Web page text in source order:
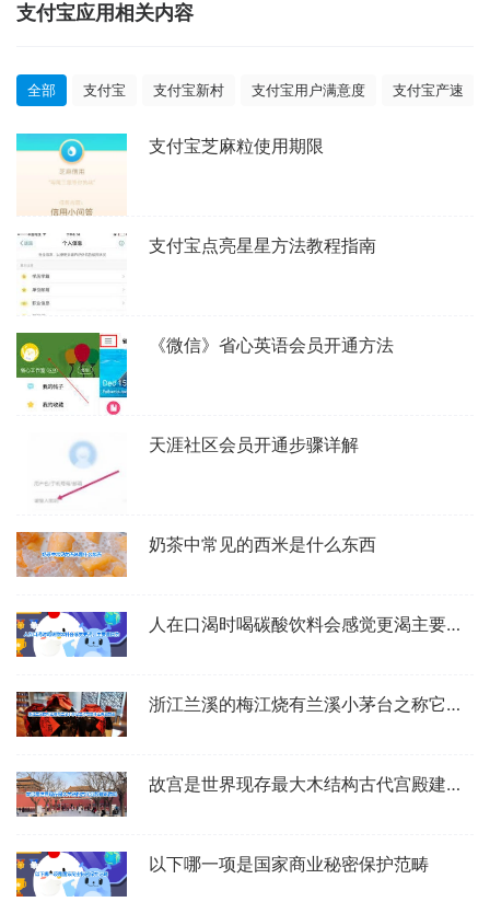
支付宝应用相关内容
全部 支付宝 支付宝新村 支付宝用户满意度 支付宝产速
支付宝芝麻粒使用期限
支付宝点亮星星方法教程指南
《微信》省心英语会员开通方法
天涯社区会员开通步骤详解
奶茶中常见的西米是什么东西
人在口渴时喝碳酸饮料会感觉更渴主要是因为
浙江兰溪的梅江烧有兰溪小茅台之称它是什么类型的酒
故宫是世界现存最大木结构古代宫殿建筑群吗
以下哪一项是国家商业秘密保护范畴